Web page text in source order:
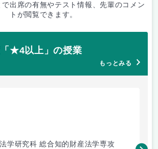
出席の有無やテスト情報、先輩のコメン
トが閲覧できます。
★4以上」の授業
もっとみる
学研究科 総合知的財産法学専攻